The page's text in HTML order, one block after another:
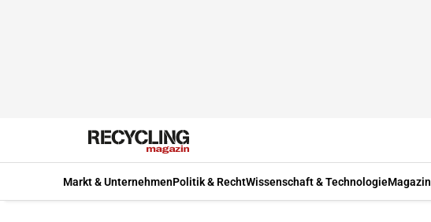
Markt & UnternehmenPolitik & RechtWissenschaft & TechnologieMagazin